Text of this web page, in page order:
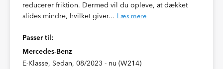
reducerer friktion. Dermed vil du opleve, at dækket
slides mindre, hvilket giver... Læs mere
Passer til:
Mercedes-Benz
E-Klasse, Sedan, 08/2023 - nu (W214)